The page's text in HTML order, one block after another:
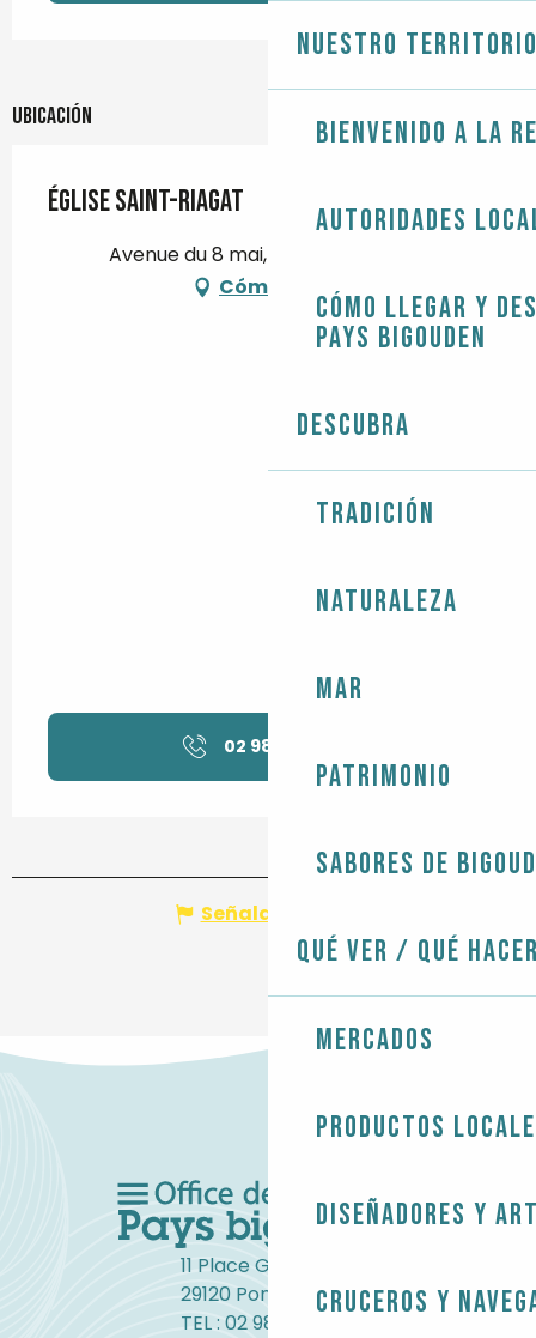
Nuestro
Bienvenido a la
Autoridades
Cómo llegar y
Pays Bigouden
Descubra
Tradición
Naturaleza
Mar
Patrimonio
Sabores de
Qué ver / Qué
Mercados
Productos
Diseñadores y
Cruceros y
Ubicación
Église Saint-Riagat
Avenue du 8 mai, 29730 Treffiagat
Cómo llegar
02 98 82 02
Señalar un error
11 Place Gambetta
29120 Pont-l'Abbé
TEL : 02 98 82 37 99